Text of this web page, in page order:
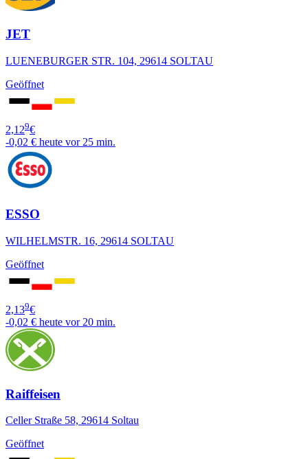
JET
LUENEBURGER STR. 104, 29614 SOLTAU
Geöffnet
2,129€
-0,02 € heute vor 25 min.
ESSO
WILHELMSTR. 16, 29614 SOLTAU
Geöffnet
2,139€
-0,02 € heute vor 20 min.
Raiffeisen
Celler Straße 58, 29614 Soltau
Geöffnet